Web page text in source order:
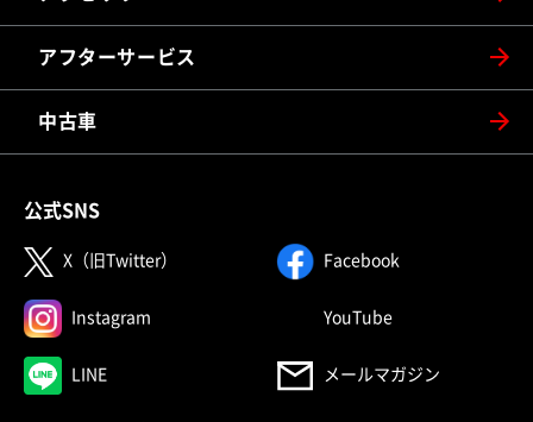
アフターサービス
中古車
公式SNS
X（旧Twitter） （別ウィンドウで開く）Facebook（別ウィンドウ
Instagram （別ウィンドウで開く）YouTube（別ウィンドウで
LINE（別ウィンドウで開く） メールマガジン